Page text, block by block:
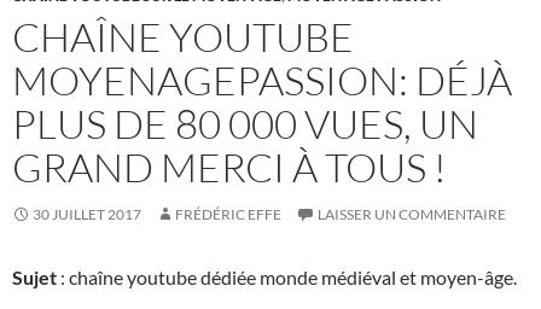
CHAÎNE YOUTUBE
MOYENAGEPASSION: DÉJÀ
PLUS DE 80 000 VUES, UN
GRAND MERCI À TOUS !
30 JUILLET 2017 FRÉDÉRIC EFFE LAISSER UN COMMENTAIRE
Sujet : chaîne youtube dédiée monde médiéval et moyen-âge.